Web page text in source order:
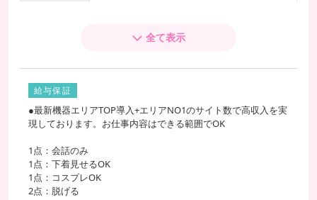
※最大100名のパーティーチャットのためお給料は最大
2024年現在、チャットレディの高額報酬者方は皆さんパーティーチ
ャットで稼いでいます。
例）キャバクラで自分指名のお客様が同じ時間に複数人いるイメー
全て表示
給与保証
●最新機器エリアTOP導入+エリアNO1のサイト数で高収入を実
現しております。お仕事内容はできる範囲でOK
1点：会話のみ
1点：下着見せるOK
1点：コスプレOK
2点：脱げる